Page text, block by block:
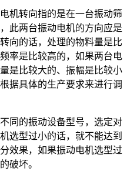
机转向指的是在一台振动筛
此两台振动电机的方向应是
向的话，处理的物料量是比
率是比较高的，如果两台电
是比较大的、振幅是比较小
据具体的生产要求来进行调
同的振动设备型号，选定对
选型过小的话，就不能达到
效果，如果振动电机选型过
破坏。